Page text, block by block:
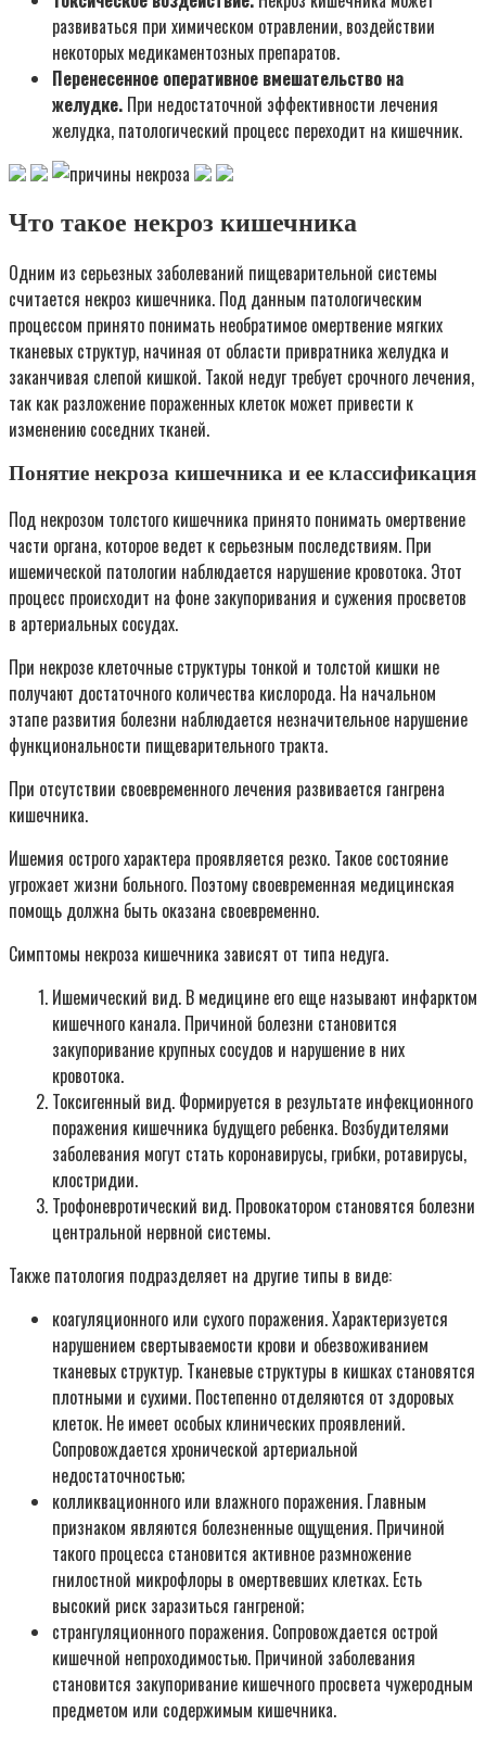
развиваться при химическом отравлении, воздействии
некоторых медикаментозных препаратов.
Перенесенное оперативное вмешательство на
желудке. При недостаточной эффективности лечения
желудка, патологический процесс переходит на кишечник.
Что такое некроз кишечника
Одним из серьезных заболеваний пищеварительной системы
считается некроз кишечника. Под данным патологическим
процессом принято понимать необратимое омертвение мягких
тканевых структур, начиная от области привратника желудка и
заканчивая слепой кишкой. Такой недуг требует срочного лечения,
так как разложение пораженных клеток может привести к
изменению соседних тканей.
Понятие некроза кишечника и ее классификация
Под некрозом толстого кишечника принято понимать омертвение
части органа, которое ведет к серьезным последствиям. При
ишемической патологии наблюдается нарушение кровотока. Этот
процесс происходит на фоне закупоривания и сужения просветов
в артериальных сосудах.
При некрозе клеточные структуры тонкой и толстой кишки не
получают достаточного количества кислорода. На начальном
этапе развития болезни наблюдается незначительное нарушение
функциональности пищеварительного тракта.
При отсутствии своевременного лечения развивается гангрена
кишечника.
Ишемия острого характера проявляется резко. Такое состояние
угрожает жизни больного. Поэтому своевременная медицинская
помощь должна быть оказана своевременно.
Симптомы некроза кишечника зависят от типа недуга.
Ишемический вид. В медицине его еще называют инфарктом
кишечного канала. Причиной болезни становится
закупоривание крупных сосудов и нарушение в них
кровотока.
Токсигенный вид. Формируется в результате инфекционного
поражения кишечника будущего ребенка. Возбудителями
заболевания могут стать коронавирусы, грибки, ротавирусы,
клостридии.
Трофоневротический вид. Провокатором становятся болезни
центральной нервной системы.
Также патология подразделяет на другие типы в виде:
коагуляционного или сухого поражения. Характеризуется
нарушением свертываемости крови и обезвоживанием
тканевых структур. Тканевые структуры в кишках становятся
плотными и сухими. Постепенно отделяются от здоровых
клеток. Не имеет особых клинических проявлений.
Сопровождается хронической артериальной
недостаточностью;
колликвационного или влажного поражения. Главным
признаком являются болезненные ощущения. Причиной
такого процесса становится активное размножение
гнилостной микрофлоры в омертвевших клетках. Есть
высокий риск заразиться гангреной;
странгуляционного поражения. Сопровождается острой
кишечной непроходимостью. Причиной заболевания
становится закупоривание кишечного просвета чужеродным
предметом или содержимым кишечника.